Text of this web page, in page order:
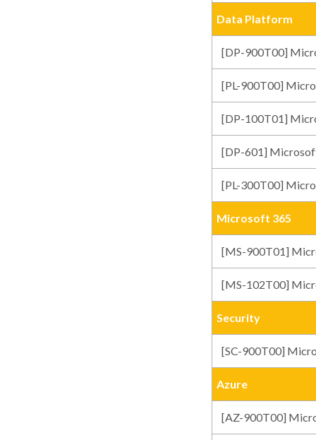
Data Platform
[DP-900T00]
[PL-900T00]
[DP-100T01]
[DP-601]
[PL-300T00]
Microsoft 365
[MS-900T01]
[MS-102T00]
Security
[SC-900T00]
Azure
[AZ-900T00]